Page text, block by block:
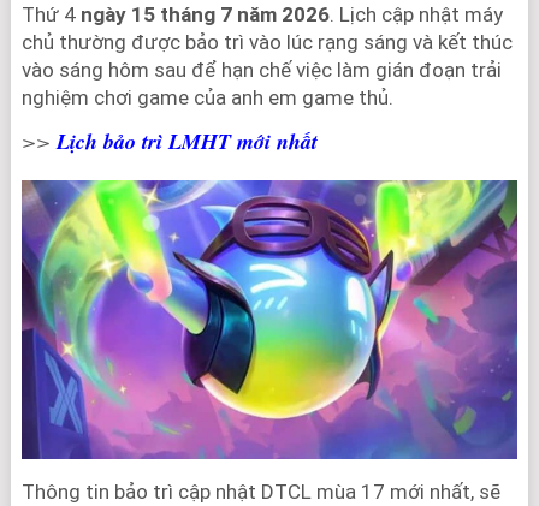
Thứ 4 ngày 15 tháng 7 năm 2026. Lịch cập nhật máy
chủ thường được bảo trì vào lúc rạng sáng và kết thúc
vào sáng hôm sau để hạn chế việc làm gián đoạn trải
nghiệm chơi game của anh em game thủ.
>>Lịch bảo trì LMHT mới nhất
Thông tin bảo trì cập nhật DTCL mùa 17 mới nhất, sẽ